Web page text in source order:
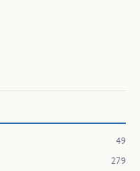
49
279